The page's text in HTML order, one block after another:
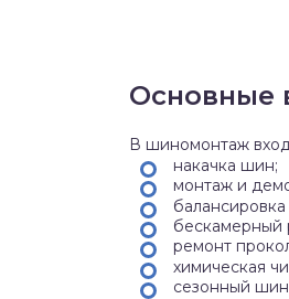
Основные
В шиномонтаж
накачка шин;
монтаж и
бескамерный
ремонт
химическая
сезонный